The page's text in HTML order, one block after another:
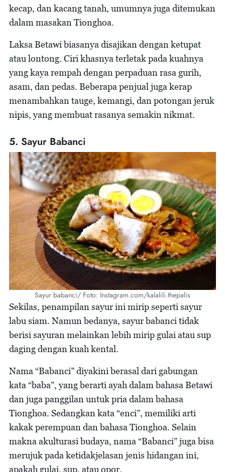
kecap, dan kacang tanah, umumnya juga ditemukan
dalam masakan Tionghoa.
Laksa Betawi biasanya disajikan dengan ketupat
atau lontong. Ciri khasnya terletak pada kuahnya
yang kaya rempah dengan perpaduan rasa gurih,
asam, dan pedas. Beberapa penjual juga kerap
menambahkan tauge, kemangi, dan potongan jeruk
nipis, yang membuat rasanya semakin nikmat.
5. Sayur Babanci
Sayur babanci/ Foto: Instagram.com/kalalili.thepalis
Sekilas, penampilan sayur ini mirip seperti sayur
labu siam. Namun bedanya, sayur babanci tidak
berisi sayuran melainkan lebih mirip gulai atau sup
daging dengan kuah kental.
Nama “Babanci” diyakini berasal dari gabungan
kata “baba”, yang berarti ayah dalam bahasa Betawi
dan juga panggilan untuk pria dalam bahasa
Tionghoa. Sedangkan kata “enci”, memiliki arti
kakak perempuan dan bahasa Tionghoa. Selain
makna akulturasi budaya, nama “Babanci” juga bisa
merujuk pada ketidakjelasan jenis hidangan ini,
apakah gulai, sup, atau opor.